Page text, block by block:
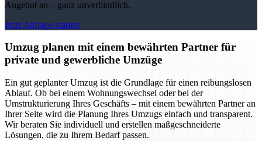
Angebot an – ganz unverbindlich.
Jetzt Anfrage starten
Umzug planen mit einem bewährten Partner für
private und gewerbliche Umzüge
Ein gut geplanter Umzug ist die Grundlage für einen reibungslosen
Ablauf. Ob bei einem Wohnungswechsel oder bei der
Umstrukturierung Ihres Geschäfts – mit einem bewährten Partner an
Ihrer Seite wird die Planung Ihres Umzugs einfach und transparent.
Wir beraten Sie individuell und erstellen maßgeschneiderte
Lösungen, die zu Ihrem Bedarf passen.